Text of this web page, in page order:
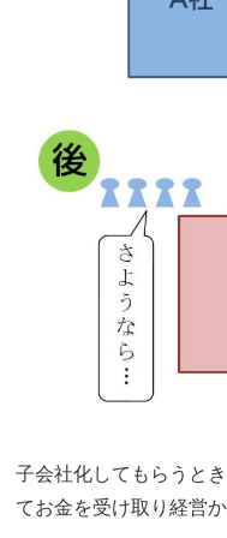
子会社化してもらうと
てお金を受け取り経営